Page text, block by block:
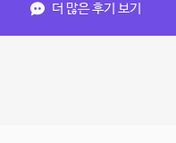
더 많은 후기 보기